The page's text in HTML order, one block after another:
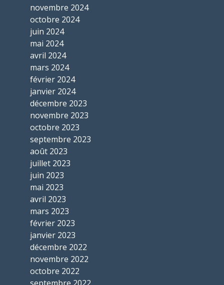
novembre 2024
octobre 2024
juin 2024
mai 2024
avril 2024
mars 2024
février 2024
janvier 2024
décembre 2023
novembre 2023
octobre 2023
septembre 2023
août 2023
juillet 2023
juin 2023
mai 2023
avril 2023
mars 2023
février 2023
janvier 2023
décembre 2022
novembre 2022
octobre 2022